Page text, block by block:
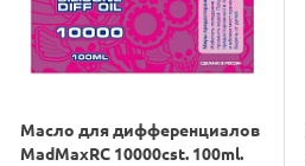
Масло для дифференциалов
MadMaxRC 10000cst. 100ml.